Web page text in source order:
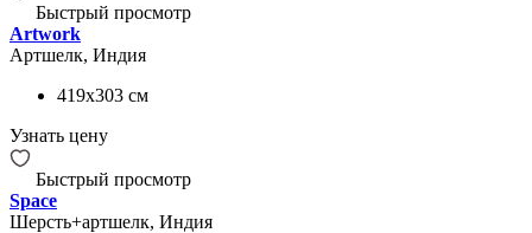
Быстрый просмотр
Artwork
Артшелк, Индия
419x303 см
Узнать цену
Быстрый просмотр
Space
Шерсть+артшелк, Индия